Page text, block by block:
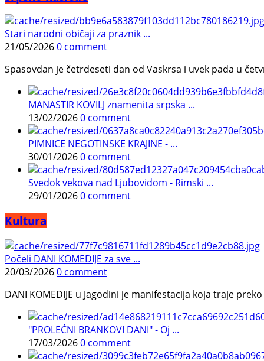
Stari narodni običaji za praznik ...
21/05/20260 comment
Spasovdan je četrdeseti dan od Vaskrsa i uvek pada u
MANASTIR KOVILJ znamenita srpska ...
13/02/20260 comment
PIMNICE NEGOTINSKE KRAJINE - ...
30/01/20260 comment
Svedok vekova nad Ljuboviđom - Rimski ...
29/01/20260 comment
Kultura
Počeli DANI KOMEDIJE za sve ...
20/03/20260 comment
DANI KOMEDIJE u Jagodini je manifestacija koja traje
"PROLEĆNI BRANKOVI DANI" - Oj ...
17/03/20260 comment